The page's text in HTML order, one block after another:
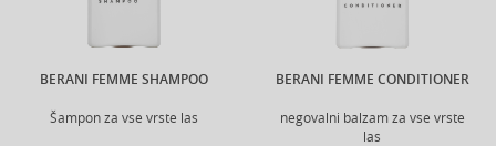
BERANI FEMME SHAMPOO
Šampon za vse vrste las
BERANI FEMME CONDITIONER
negovalni balzam za vse vrste
las